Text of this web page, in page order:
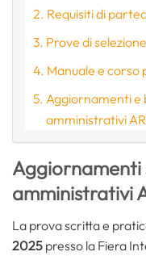
Requisiti di
Prove di selezione
Manuale e corso
Aggiornamenti e
amministrativi
Aggiornamenti
amministrativi
La prova scritta e
2025 presso la Fiera